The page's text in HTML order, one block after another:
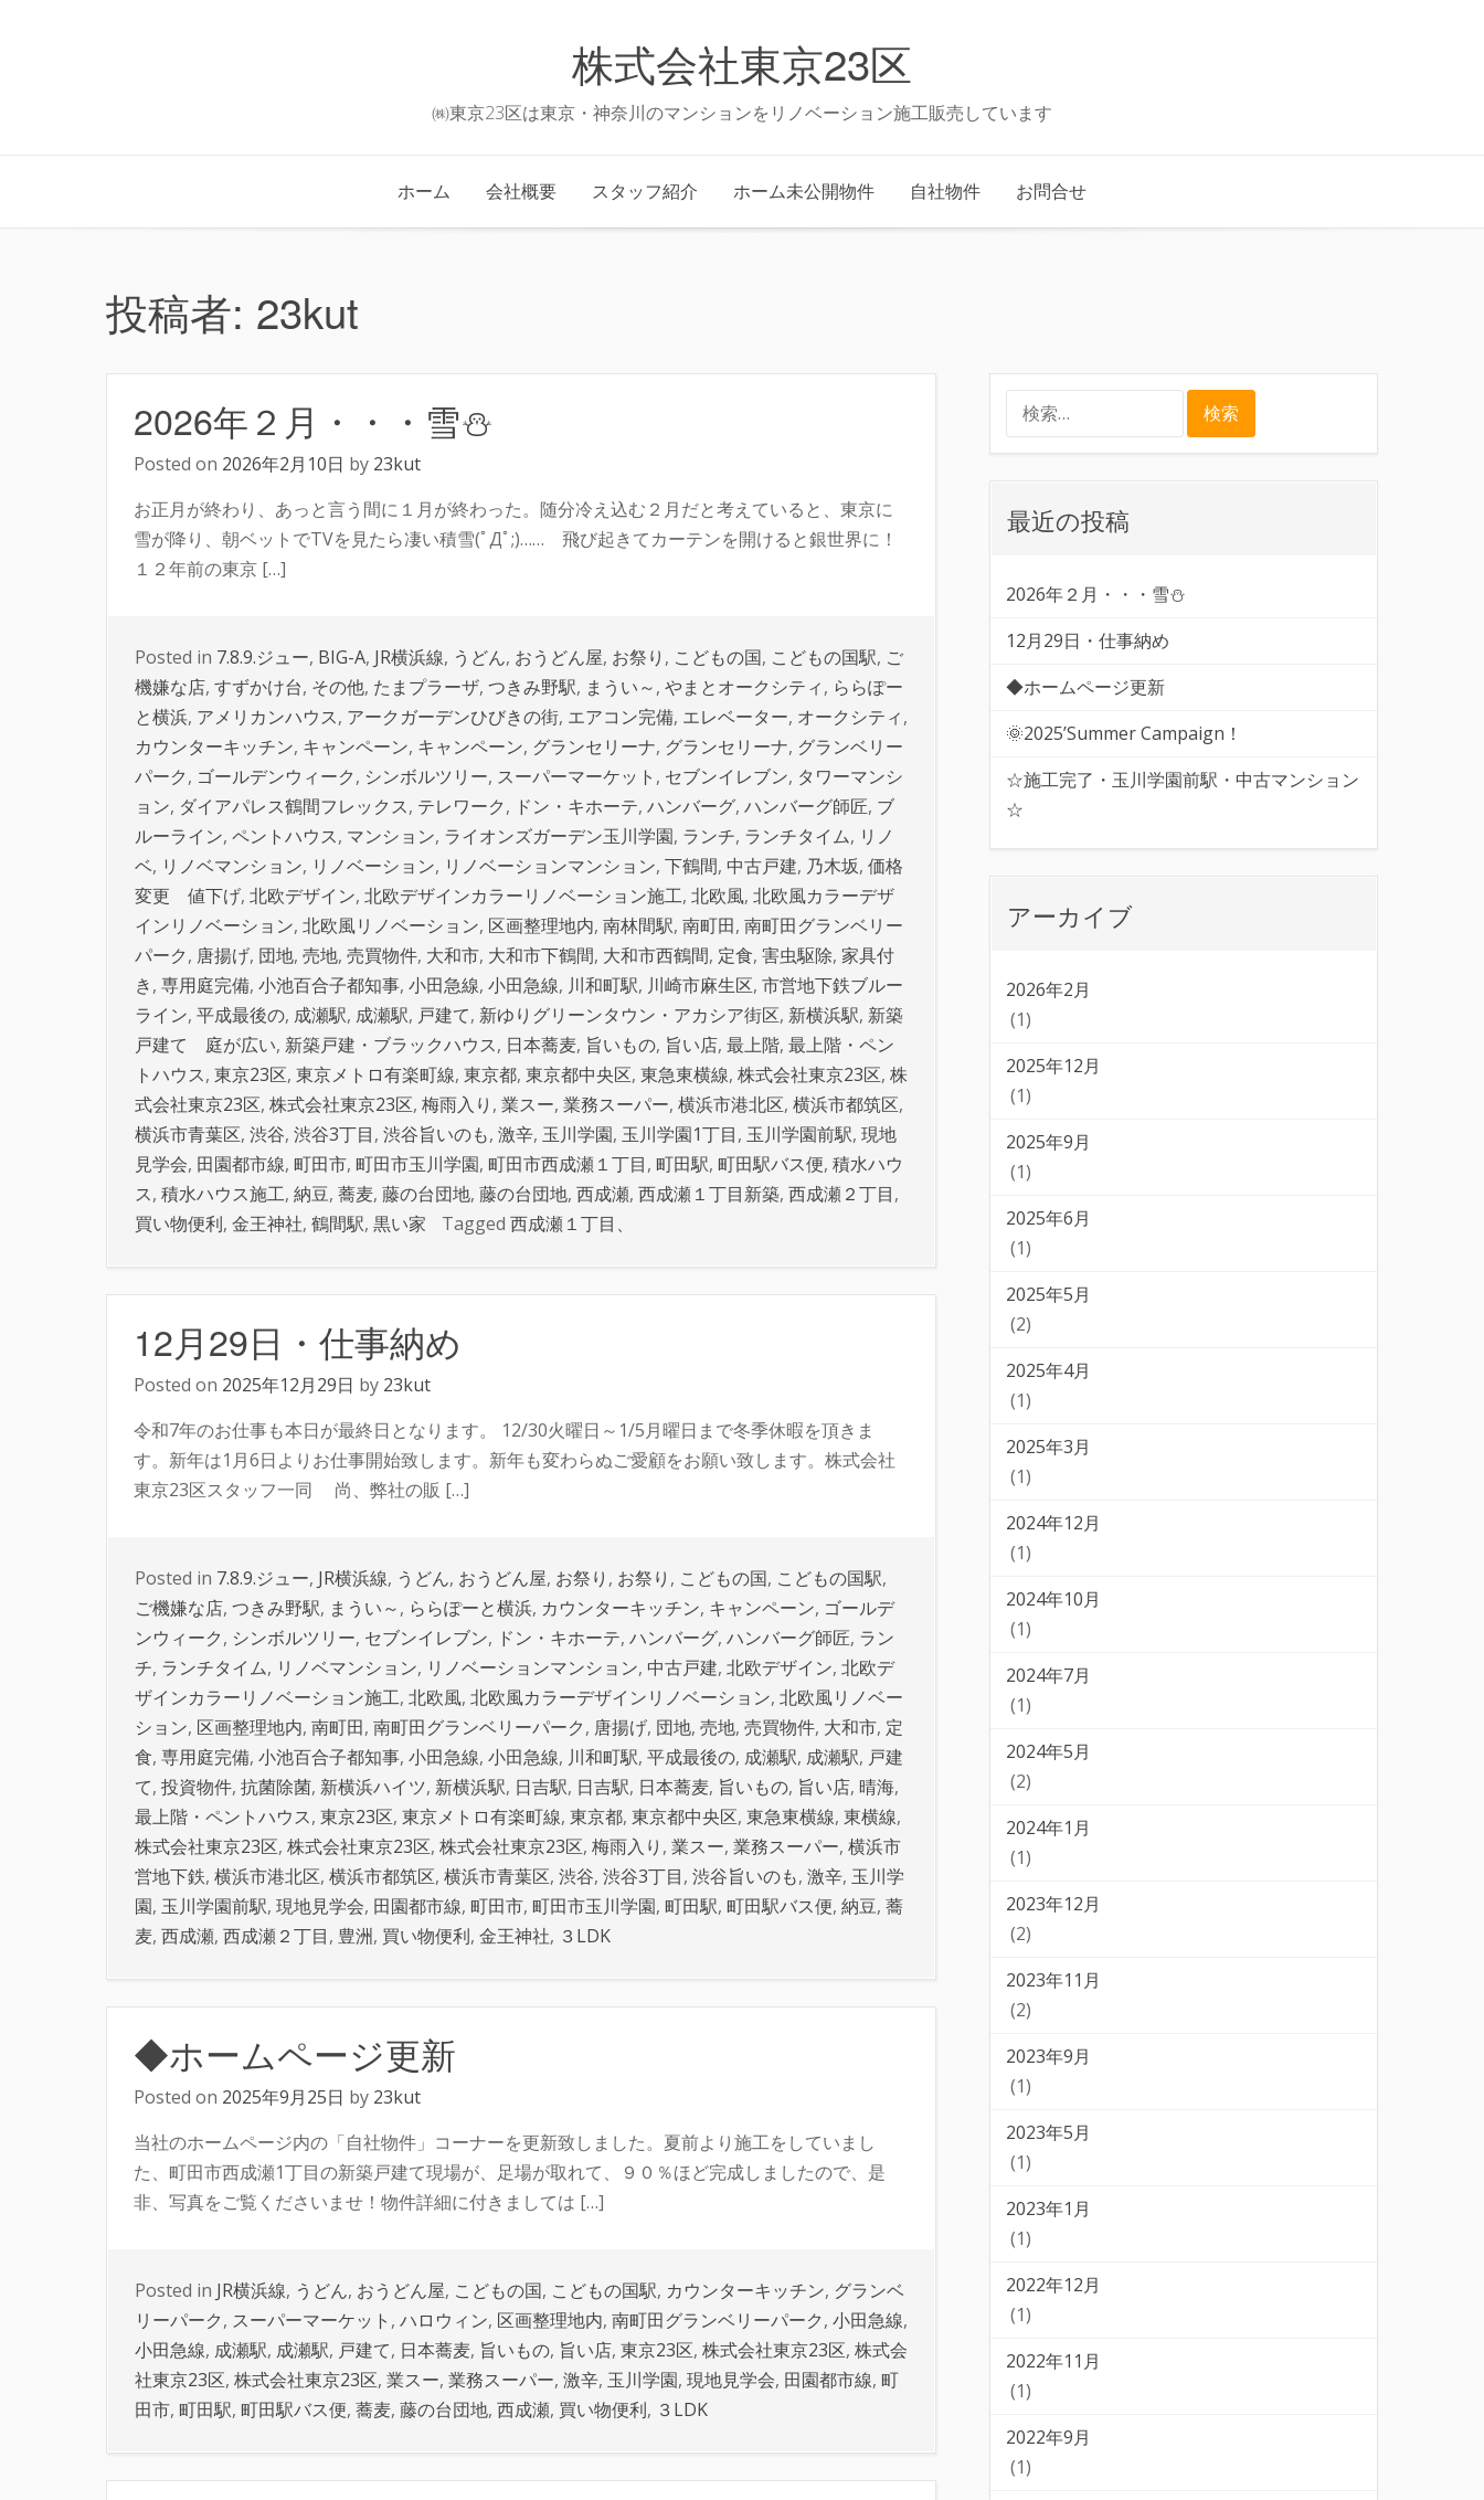
株式会社東京23区
㈱東京23区は東京・神奈川のマンションをリノベーション施工販売しています
ホーム 会社概要 スタッフ紹介 ホーム未公開物件 自社物件 お問合せ
投稿者: 23kut
2026年２月・・・雪⛄
Posted on 2026年2月10日 by 23kut
お正月が終わり、あっと言う間に１月が終わった。随分冷え込む２月だと考えていると、東京に
雪が降り、朝ベットでTVを見たら凄い積雪(ﾟДﾟ;)…… 飛び起きてカーテンを開けると銀世界に！
１２年前の東京 […]
Posted in 7.8.9.ジュー, BIG-A, JR横浜線, うどん, おうどん屋, お祭り , こどもの国, こどもの国駅, ご
機嫌な店, すずかけ台, その他, たまプラーザ, つきみ野駅, まうい～, やまとオークシティ, ららぽー
と横浜, アメリカンハウス, アークガーデンひびきの街, エアコン完備, エレベーター, オークシティ,
カウンターキッチン, キャンペーン, キャンペーン, グランセリーナ, グランセリーナ, グランベリー
パーク, ゴールデンウィーク, シンボルツリー, スーパーマーケット , セブンイレブン, タワーマンシ
ョン, ダイアパレス鶴間フレックス, テレワーク, ドン・キホーテ, ハンバーグ, ハンバーグ師匠, ブ
ルーライン, ペントハウス, マンション, ライオンズガーデン玉川学園, ランチ, ランチタイム, リノ
ベ, リノベマンション, リノベーション, リノベーションマンション, 下鶴間, 中古戸建, 乃木坂, 価格
変更 値下げ, 北欧デザイン, 北欧デザインカラーリノベーション施工, 北欧風, 北欧風カラーデザ
インリノベーション, 北欧風リノベーション, 区画整理地内, 南林間駅, 南町田, 南町田グランベリー
パーク, 唐揚げ, 団地, 売地, 売買物件, 大和市, 大和市下鶴間, 大和市西鶴間, 定食, 害虫駆除, 家具付
き, 専用庭完備, 小池百合子都知事, 小田急線, 小田急線, 川和町駅, 川崎市麻生区, 市営地下鉄ブルー
ライン, 平成最後の, 成瀬駅, 成瀬駅, 戸建て, 新ゆりグリーンタウン・アカシア街区, 新横浜駅, 新築
戸建て 庭が広い, 新築戸建・ブラックハウス, 日本蕎麦, 旨いもの, 旨い店, 最上階, 最上階・ペン
トハウス, 東京23区, 東京メトロ有楽町線, 東京都, 東京都中央区, 東急東横線, 株式会社東京23区, 株
式会社東京23区, 株式会社東京23区, 梅雨入り , 業スー, 業務スーパー, 横浜市港北区, 横浜市都筑区,
横浜市青葉区, 渋谷, 渋谷3丁目, 渋谷旨いのも, 激辛, 玉川学園, 玉川学園1丁目, 玉川学園前駅, 現地
見学会, 田園都市線, 町田市, 町田市玉川学園, 町田市西成瀬１丁目, 町田駅, 町田駅バス便, 積水ハウ
ス, 積水ハウス施工, 納豆, 蕎麦, 藤の台団地, 藤の台団地, 西成瀬, 西成瀬１丁目新築, 西成瀬２丁目,
買い物便利, 金王神社, 鶴間駅, 黒い家 Tagged 西成瀬１丁目、
12月29日・仕事納め
Posted on 2025年12月29日 by 23kut
令和7年のお仕事も本日が最終日となります。 12/30火曜日～1/5月曜日まで冬季休暇を頂きま
す。新年は1月6日よりお仕事開始致します。新年も変わらぬご愛顧をお願い致します。株式会社
東京23区スタッフ一同 尚、弊社の販 […]
Posted in 7.8.9.ジュー, JR横浜線, うどん, おうどん屋, お祭り , お祭り , こどもの国, こどもの国駅,
ご機嫌な店, つきみ野駅, まうい～, ららぽーと横浜, カウンターキッチン, キャンペーン, ゴールデ
ンウィーク, シンボルツリー, セブンイレブン, ドン・キホーテ, ハンバーグ, ハンバーグ師匠, ラン
チ, ランチタイム, リノベマンション, リノベーションマンション, 中古戸建, 北欧デザイン, 北欧デ
ザインカラーリノベーション施工, 北欧風, 北欧風カラーデザインリノベーション, 北欧風リノベー
ション, 区画整理地内, 南町田, 南町田グランベリーパーク, 唐揚げ, 団地, 売地, 売買物件, 大和市, 定
食, 専用庭完備, 小池百合子都知事, 小田急線, 小田急線, 川和町駅, 平成最後の, 成瀬駅, 成瀬駅, 戸建
て, 投資物件, 抗菌除菌, 新横浜ハイツ, 新横浜駅, 日吉駅, 日吉駅, 日本蕎麦, 旨いもの, 旨い店, 晴海,
最上階・ペントハウス, 東京23区, 東京メトロ有楽町線, 東京都, 東京都中央区, 東急東横線, 東横線,
株式会社東京23区, 株式会社東京23区, 株式会社東京23区, 梅雨入り , 業スー, 業務スーパー, 横浜市
営地下鉄, 横浜市港北区, 横浜市都筑区, 横浜市青葉区, 渋谷, 渋谷3丁目, 渋谷旨いのも, 激辛, 玉川学
園, 玉川学園前駅, 現地見学会, 田園都市線, 町田市, 町田市玉川学園, 町田駅, 町田駅バス便, 納豆, 蕎
麦, 西成瀬, 西成瀬２丁目, 豊洲, 買い物便利, 金王神社, ３LDK
◆ホームページ更新
Posted on 2025年9月25日 by 23kut
当社のホームページ内の「自社物件」コーナーを更新致しました。夏前より施工をしていまし
た、町田市西成瀬1丁目の新築戸建て現場が、足場が取れて、９０％ほど完成しましたので、是
非、写真をご覧くださいませ！物件詳細に付きましては […]
Posted in JR横浜線, うどん, おうどん屋, こどもの国, こどもの国駅, カウンターキッチン, グランベ
リーパーク, スーパーマーケット , ハロウィン, 区画整理地内, 南町田グランベリーパーク, 小田急線,
小田急線, 成瀬駅, 成瀬駅, 戸建て, 日本蕎麦, 旨いもの, 旨い店, 東京23区, 株式会社東京23区, 株式会
社東京23区, 株式会社東京23区, 業スー, 業務スーパー, 激辛, 玉川学園, 現地見学会, 田園都市線, 町
田市, 町田駅, 町田駅バス便, 蕎麦, 藤の台団地, 西成瀬, 買い物便利, ３LDK
最近の投稿
2026年２月・・・雪⛄
12月29日・仕事納め
◆ホームページ更新
🌞2025’Summer Campaign！
☆施工完了・玉川学園前駅・中古マンション
☆
アーカイブ
2026年2月
(1)
2025年12月
(1)
2025年9月
(1)
2025年6月
(1)
2025年5月
(2)
2025年4月
(1)
2025年3月
(1)
2024年12月
(1)
2024年10月
(1)
2024年7月
(1)
2024年5月
(2)
2024年1月
(1)
2023年12月
(2)
2023年11月
(2)
2023年9月
(1)
2023年5月
(1)
2023年1月
(1)
2022年12月
(1)
2022年11月
(1)
2022年9月
(1)